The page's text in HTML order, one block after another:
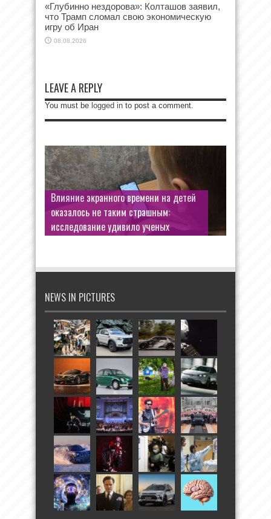
«Глубинно нездорова»: Колташов заявил,
что Трамп сломал свою экономическую
игру об Иран
08.08.2026
LEAVE A REPLY
You must be logged in to post a comment.
Иван Поповски поставил спектакль
«Село Степанчиково и его обитатели»
о природе света и тьмы
NEWS IN PICTURES